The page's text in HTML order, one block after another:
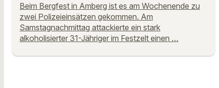
Beim Bergfest in Amberg ist es am Wochenende zu
zwei Polizeieinsätzen gekommen. Am
Samstagnachmittag attackierte ein stark
alkoholisierter 31-Jähriger im Festzelt einen …